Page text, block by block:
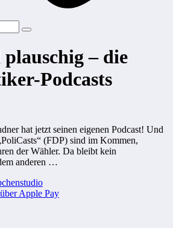
– die
Podcasts
hat jetzt seinen eigenen Podcast! Und
(FDP) sind im Kommen,
der Wähler. Da bleibt kein
anderen …
Apple Pay